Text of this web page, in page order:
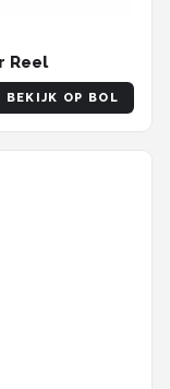
Reel
BEKIJK OP BOL